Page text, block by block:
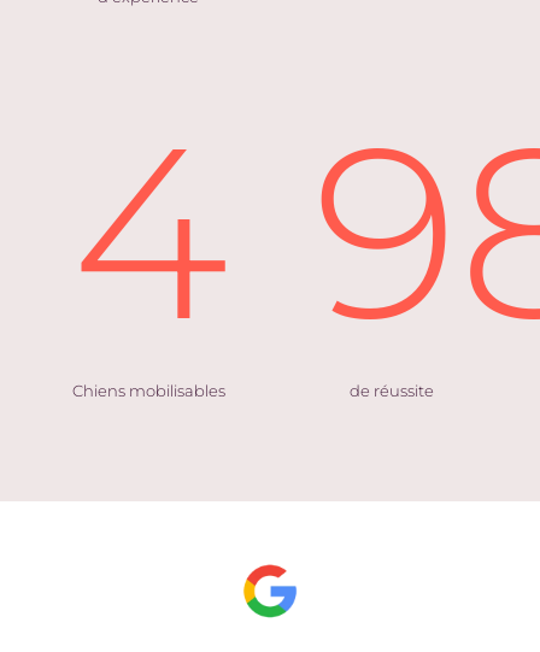
4
Chiens mobilisables de réussite